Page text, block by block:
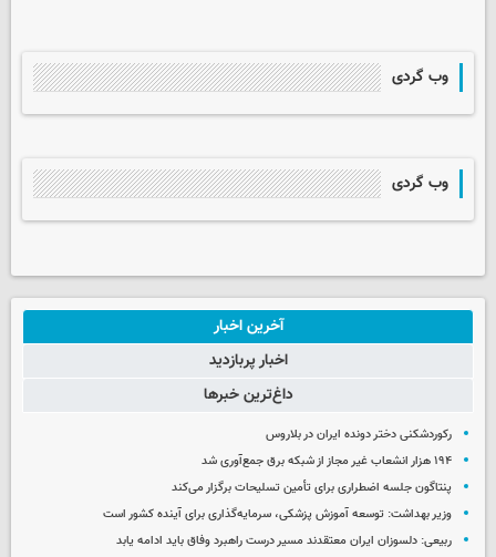
وب گردی
وب گردی
آخرین اخبار
اخبار پربازدید
داغ‌ترین خبرها
رکوردشکنی دختر دونده ایران در بلاروس
۱۹۴ هزار انشعاب غیر مجاز از شبکه برق جمع‌آوری شد
پنتاگون جلسه اضطراری برای تأمین تسلیحات برگزار می‌کند
وزیر بهداشت: توسعه آموزش پزشکی، سرمایه‌گذاری برای آینده کشور است
ربیعی: دلسوزان ایران معتقدند مسیر درست راهبرد وفاق باید ادامه یابد